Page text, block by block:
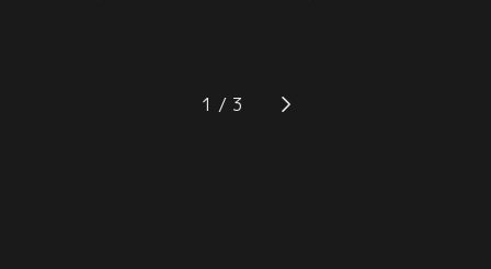
し、待遇改善を要求すべく反乱を起
こしてしまう。慌てて影分身を解こ
任務だった。無事目的を果たし、島
を出ようとする一行だが、突如船は
1